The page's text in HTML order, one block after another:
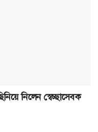
নিলেন স্বেচ্ছাসেবক